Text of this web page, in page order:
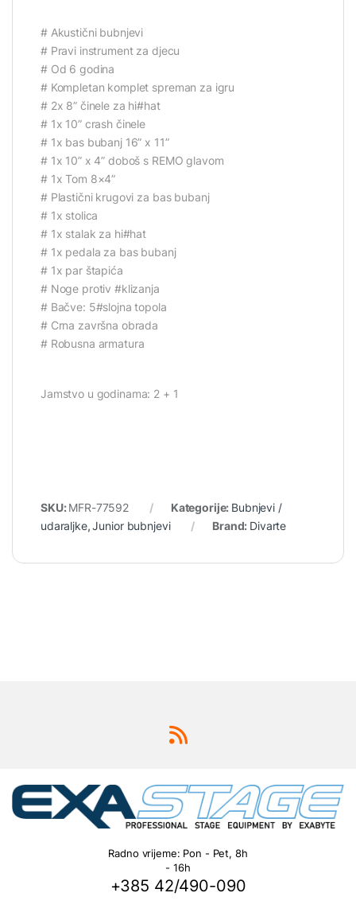
# Akustični bubnjevi
# Pravi instrument za djecu
# Od 6 godina
# Kompletan komplet spreman za igru
# 2x 8” činele za hi#hat
# 1x 10” crash činele
# 1x bas bubanj 16” x 11”
# 1x 10” x 4” doboš s REMO glavom
# 1x Tom 8×4”
# Plastični krugovi za bas bubanj
# 1x stolica
# 1x stalak za hi#hat
# 1x pedala za bas bubanj
# 1x par štapića
# Noge protiv #klizanja
# Bačve: 5#slojna topola
# Crna završna obrada
# Robusna armatura
Jamstvo u godinama: 2 + 1
SKU:MFR-77592 Kategorije: Bubnjevi /
udaraljke,Junior bubnjevi Brand: Divarte
Radno vrijeme: Pon - Pet, 8h
- 16h
+385 42/490-090